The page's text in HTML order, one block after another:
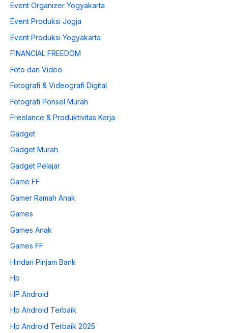
Event Organizer Yogyakarta
Event Produksi Jogja
Event Produksi Yogyakarta
FINANCIAL FREEDOM
Foto dan Video
Fotografi & Videografi Digital
Fotografi Ponsel Murah
Freelance & Produktivitas Kerja
Gadget
Gadget Murah
Gadget Pelajar
Game FF
Gamer Ramah Anak
Games
Games Anak
Games FF
Hindari Pinjam Bank
Hp
HP Android
Hp Android Terbaik
Hp Android Terbaik 2025